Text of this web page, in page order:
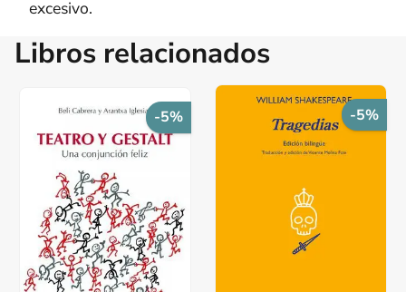
excesivo.
Libros relacionados
-5% -5%